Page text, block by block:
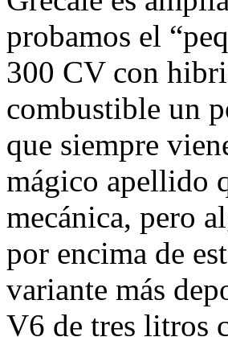
probamos el
300 CV con
combustible un
que siempre
mágico apellido
mecánica, pero
por encima de
variante más
V6 de tres litros